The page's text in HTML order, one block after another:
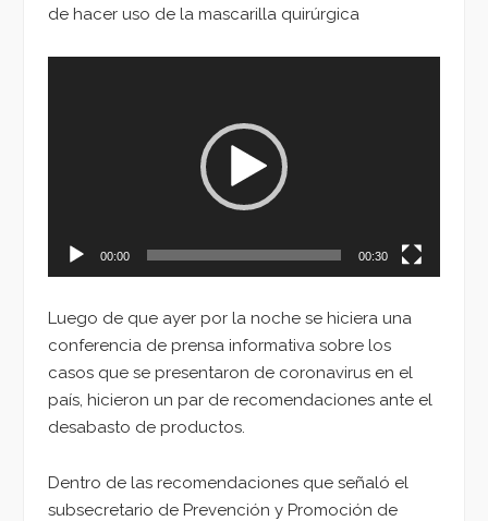
de hacer uso de la mascarilla quirúrgica
00:00 00:30
Luego de que ayer por la noche se hiciera una
conferencia de prensa informativa sobre los
casos que se presentaron de coronavirus en el
país, hicieron un par de recomendaciones ante el
desabasto de productos.
Dentro de las recomendaciones que señaló el
subsecretario de Prevención y Promoción de